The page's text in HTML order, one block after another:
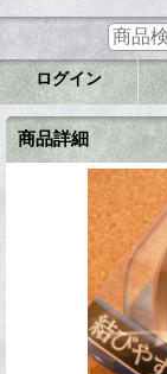
ログイン
商品詳細